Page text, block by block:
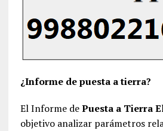
¿Informe de puesta a tierra?
El Informe dePuesta a Tierra
objetivo analizar parámetros